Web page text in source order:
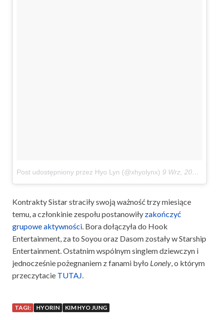
Post udostępniony przez Hyo Lyn (@xhyolynx) 9 Wrz, 2017 o 4:15 PDT
Kontrakty Sistar straciły swoją ważność trzy miesiące
temu, a członkinie zespołu postanowiły zakończyć
grupowe aktywności. Bora dołączyła do Hook
Entertainment, za to Soyou oraz Dasom zostały w Starship
Entertainment. Ostatnim wspólnym singlem dziewczyn i
jednocześnie pożegnaniem z fanami było Lonely, o którym
przeczytacie TUTAJ.
TAGI: HYORIN KIM HYO JUNG